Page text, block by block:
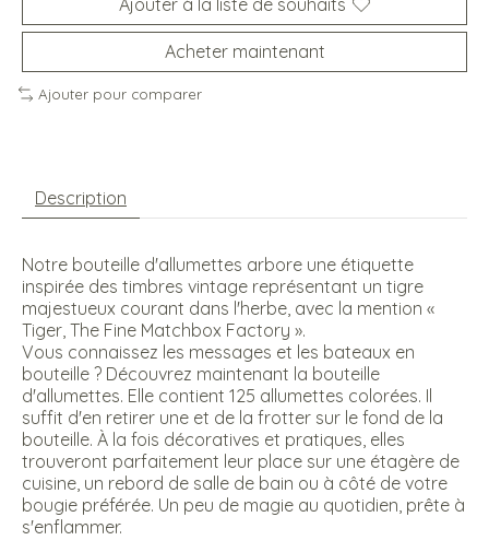
Acheter maintenant
Ajouter pour comparer
Description
Notre bouteille d'allumettes arbore une étiquette
inspirée des timbres vintage représentant un tigre
majestueux courant dans l'herbe, avec la mention «
Tiger, The Fine Matchbox Factory ».
Vous connaissez les messages et les bateaux en
bouteille ? Découvrez maintenant la bouteille
d'allumettes. Elle contient 125 allumettes colorées. Il
suffit d'en retirer une et de la frotter sur le fond de la
bouteille. À la fois décoratives et pratiques, elles
trouveront parfaitement leur place sur une étagère de
cuisine, un rebord de salle de bain ou à côté de votre
bougie préférée. Un peu de magie au quotidien, prête à
s'enflammer.